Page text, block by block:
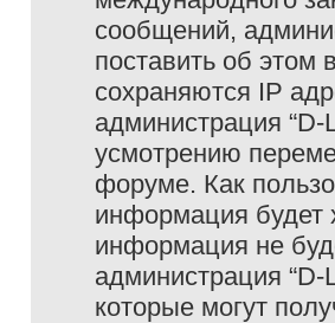
сообщений,
поставить об этом
сохраняются IP
администрация
усмотрению
форуме. Как
информация будет
информация не
администрация “D-
которые могут